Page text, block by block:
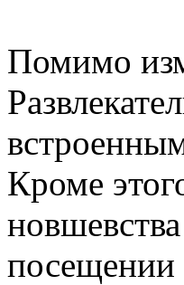
Помимо
Кроме
посещении